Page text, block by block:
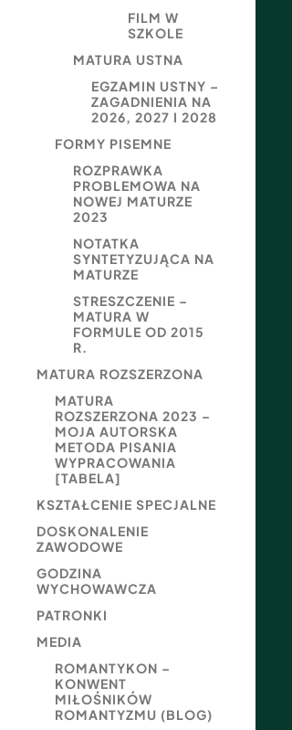
FILM W
SZKOLE
MATURA USTNA
EGZAMIN USTNY –
ZAGADNIENIA NA
2026, 2027 I 2028
FORMY PISEMNE
ROZPRAWKA
PROBLEMOWA NA
NOWEJ MATURZE
2023
NOTATKA
SYNTETYZUJĄCA NA
MATURZE
STRESZCZENIE –
MATURA W
FORMULE OD 2015
R.
MATURA ROZSZERZONA
MATURA
ROZSZERZONA 2023 –
MOJA AUTORSKA
METODA PISANIA
WYPRACOWANIA
[TABELA]
KSZTAŁCENIE SPECJALNE
DOSKONALENIE
ZAWODOWE
GODZINA
WYCHOWAWCZA
PATRONKI
MEDIA
ROMANTYKON –
KONWENT
MIŁOŚNIKÓW
ROMANTYZMU (BLOG)